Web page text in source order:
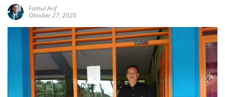
Fathul Arif
Oktober 27, 2020